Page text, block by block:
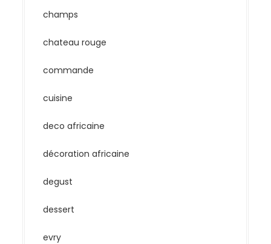
champs
chateau rouge
commande
cuisine
deco africaine
décoration africaine
degust
dessert
evry